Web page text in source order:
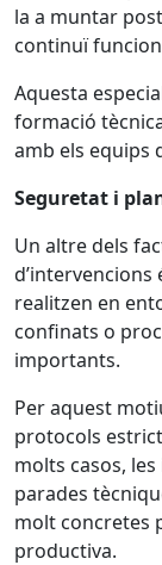
la a muntar
continuï
Aquesta
formació
amb els equips
Seguretat i
Un altre dels
realitzen en
confinats o
importants.
Per aquest
protocols
molts casos,
parades
molt concretes
productiva.